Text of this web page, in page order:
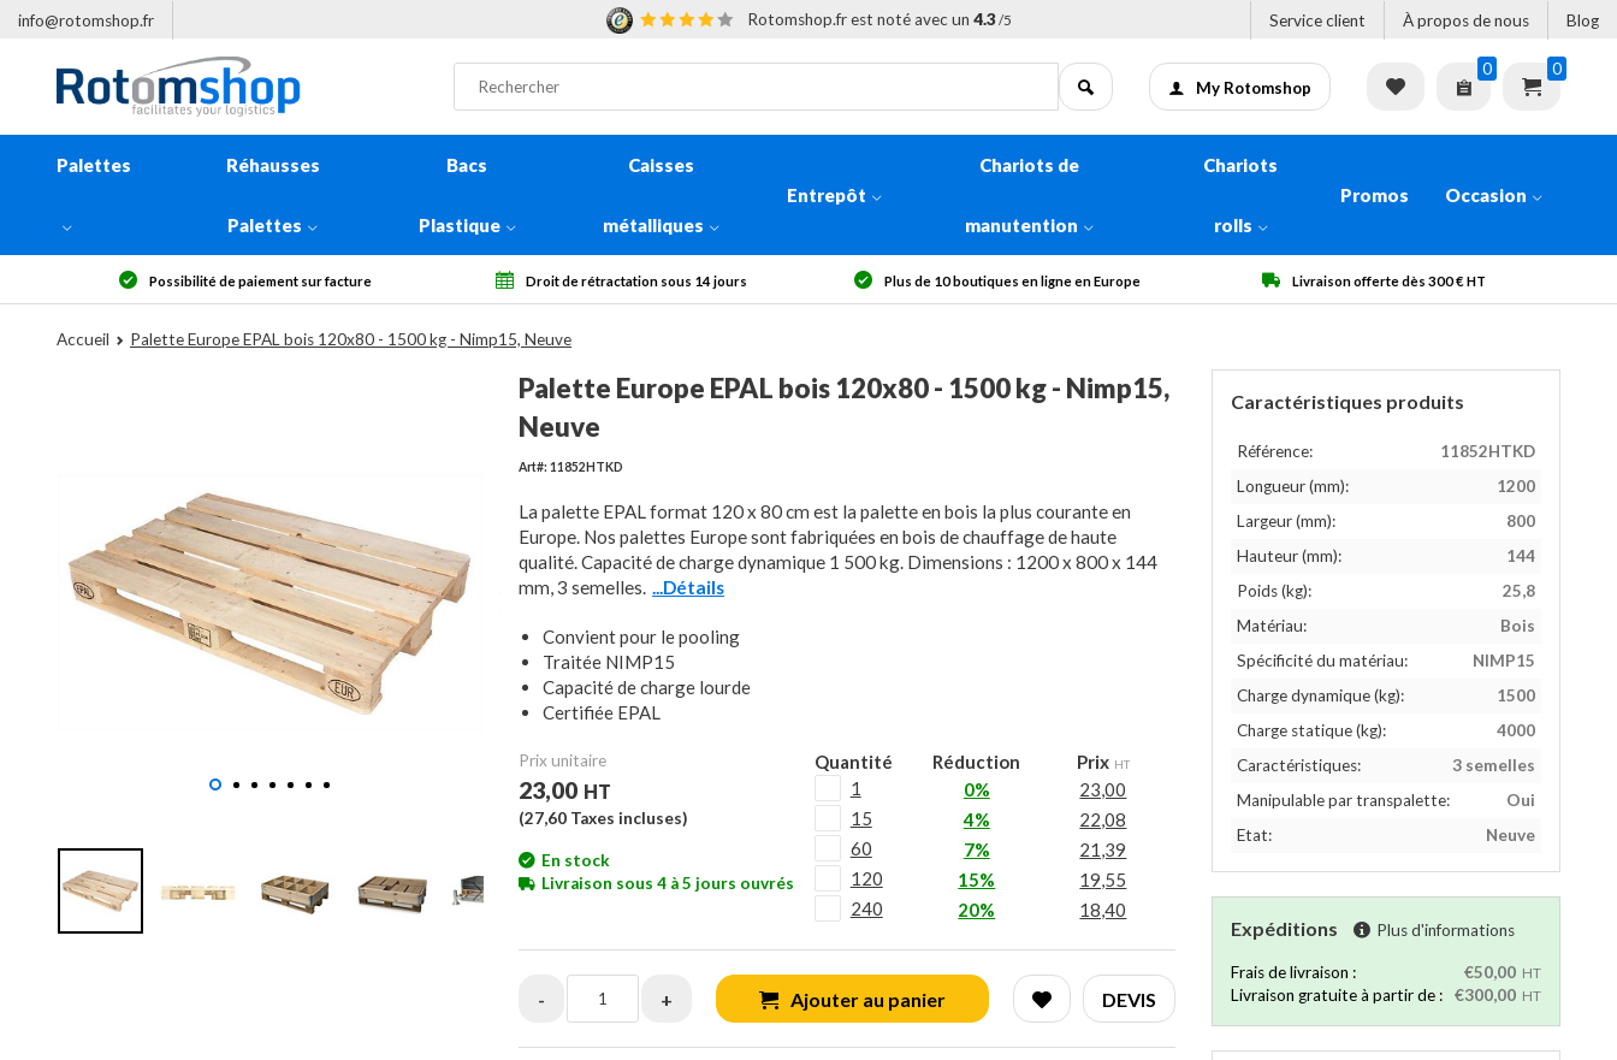
info@rotomshop.fr Rotomshop.fr est noté avec un 4.3 /5 Service client À propos de nous Blog
My Rotomshop
0 0
Palettes Réhausses
Palettes
Bacs
Plastique
Caisses
métalliques
Entrepôt
Chariots de
manutention
Chariots
rolls
Promos Occasion
Droit de rétractation sous 14 jours Plus de 10 boutiques en ligne en Europe Livraison offerte dès 300 € HT Qualité garantie
Accueil Palette Europe EPAL bois 120x80 - 1500 kg - Nimp15, Neuve
Palette Europe EPAL bois 120x80 - 1500 kg - Nimp15,
Neuve
Art#: 11852HTKD
La palette EPAL format 120 x 80 cm est la palette en bois la plus courante en
Europe. Nos palettes Europe sont fabriquées en bois de chauffage de haute
qualité. Capacité de charge dynamique 1 500 kg. Dimensions : 1200 x 800 x 144
mm, 3 semelles. ...Détails
Convient pour le pooling
Traitée NIMP15
Capacité de charge lourde
Certifiée EPAL
Prix unitaire
23,00 HT
(27,60 Taxes incluses)
En stock
Livraison sous 4 à 5 jours ouvrés
Quantité Réduction Prix HT
1 0%
23,00
15
4%
22,08
60
7%
21,39
120
15%
19,55
240
20% 18,40
- + Ajouter au panier DEVIS
Caractéristiques produits
Référence:
11852HTKD
Longueur (mm):
1200
Largeur (mm):
800
Hauteur (mm):
144
Poids (kg):
25,8
Matériau:
Bois
Spécificité du matériau:
NIMP15
Charge dynamique (kg):
1500
Charge statique (kg):
4000
Caractéristiques:
3 semelles
Manipulable par transpalette:
Oui
Etat:
Neuve
Expéditions Plus d'informations
Frais de livraison : €50,00 HT
Livraison gratuite à partir de : €300,00 HT